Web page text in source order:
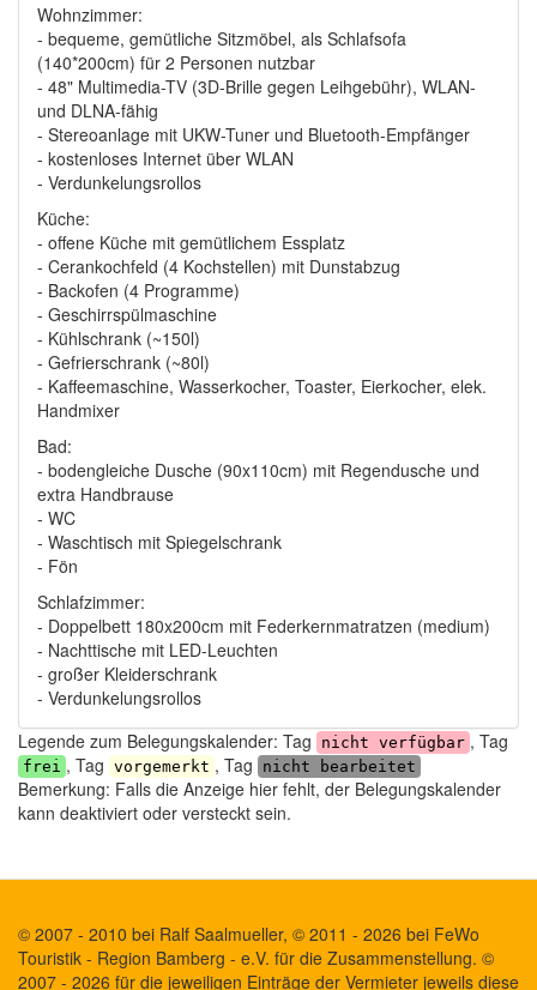
Wohnzimmer:
- bequeme, gemütliche Sitzmöbel, als Schlafsofa
(140*200cm) für 2 Personen nutzbar
- 48" Multimedia-TV (3D-Brille gegen Leihgebühr), WLAN-
und DLNA-fähig
- Stereoanlage mit UKW-Tuner und Bluetooth-Empfänger
- kostenloses Internet über WLAN
- Verdunkelungsrollos
Küche:
- offene Küche mit gemütlichem Essplatz
- Cerankochfeld (4 Kochstellen) mit Dunstabzug
- Backofen (4 Programme)
- Geschirrspülmaschine
- Kühlschrank (~150l)
- Gefrierschrank (~80l)
- Kaffeemaschine, Wasserkocher, Toaster, Eierkocher, elek.
Handmixer
Bad:
- bodengleiche Dusche (90x110cm) mit Regendusche und
extra Handbrause
- WC
- Waschtisch mit Spiegelschrank
- Fön
Schlafzimmer:
- Doppelbett 180x200cm mit Federkernmatratzen (medium)
- Nachttische mit LED-Leuchten
- großer Kleiderschrank
- Verdunkelungsrollos
Legende zum Belegungskalender: Tag
nicht verfügbar , Tag
frei , Tag vorgemerkt , Tag nicht bearbeitet
Bemerkung: Falls die Anzeige hier fehlt, der Belegungskalender
kann deaktiviert oder versteckt sein.
© 2007 - 2010 bei Ralf Saalmueller, © 2011 - 2026 bei FeWo
Touristik - Region Bamberg - e.V. für die Zusammenstellung. ©
2007 - 2026 für die jeweiligen Einträge der Vermieter jeweils diese